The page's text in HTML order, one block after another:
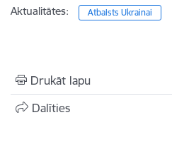
Aktualitātes: Atbalsts Ukrainai
Drukāt lapu
Dalīties